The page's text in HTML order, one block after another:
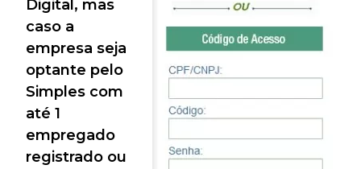
Digital, mas
caso a
empresa seja
optante pelo
Simples com
até 1
empregado
registrado ou